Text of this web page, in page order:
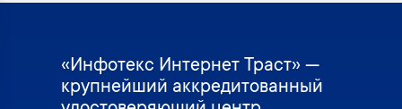
«Инфотекс Интернет Траст» —
крупнейший аккредитованный